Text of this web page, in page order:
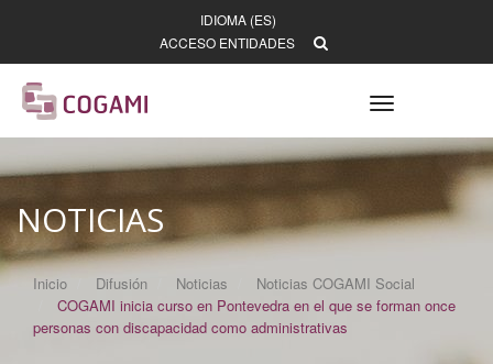
IDIOMA (ES)
ACCESO ENTIDADES
Toggle
navigation
NOTICIAS
Inicio Difusión Noticias
Noticias COGAMI Social
COGAMI inicia curso en Pontevedra en el que se forman once
personas con discapacidad como administrativas